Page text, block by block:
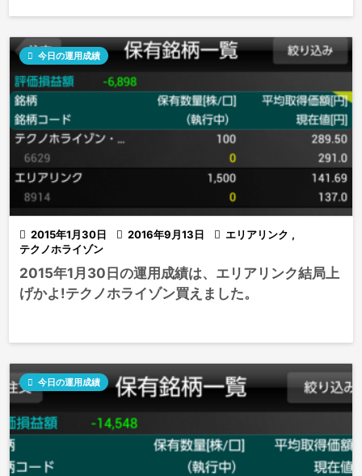
 2015年1月30日  2016年9月13日
 今日の運用成績
 エリアリンク ,
テクノホライゾン
2015年1月30日の運用成績は、エリアリンク結局上
げかよ!テクノホライゾン買えました。
 今日の運用成績